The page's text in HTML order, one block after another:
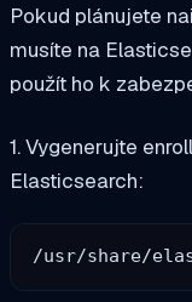
Pokud plánujete
musíte na
použít ho k
1. Vygenerujte
Elasticsearch: